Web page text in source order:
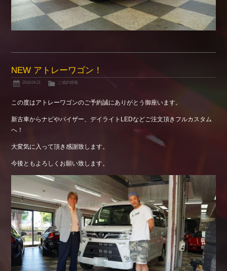
NEW アトレーワゴン！
2018.04.21 ご成約情報
この度はアトレーワゴンのご予約誠にありがとう御座います。
新古車からナビやバイザー、デイライトLEDなどご注文頂きフルカスタム
へ！
大変気に入って頂き感謝致します。
今後ともよろしくお願い致します。